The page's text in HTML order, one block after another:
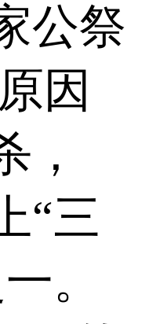
公祭
因
，
“三
。